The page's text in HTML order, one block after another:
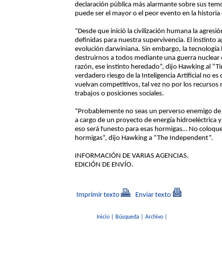
declaración pública más alarmante sobre sus
puede ser el mayor o el peor evento en la
“Desde que inició la civilización humana la
definidas para nuestra supervivencia. El instinto
evolución darwiniana. Sin embargo, la
destruirnos a todos mediante una guerra
razón, ese instinto heredado”, dijo Hawking al
verdadero riesgo de la Inteligencia Artificial no
vuelvan competitivos, tal vez no por los
trabajos o posiciones sociales.
“Probablemente no seas un perverso enemigo
a cargo de un proyecto de energía hidroeléctrica
eso será funesto para esas hormigas… No
hormigas”, dijo Hawking a “The Independent”.
INFORMACIÓN DE VARIAS AGENCIAS.
EDICIÓN DE ENVÍO.
Imprimir texto Enviar texto
Inicio| Búsqueda Archivo|